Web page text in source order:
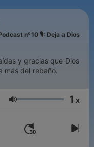
nº10 🎙: Deja a Dios
y gracias que Dios
más del rebaño.
Volumen 1 x